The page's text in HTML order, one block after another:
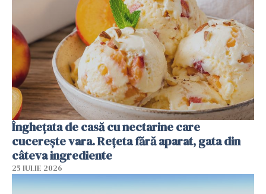
Înghețata de casă cu nectarine care
cucerește vara. Rețeta fără aparat, gata din
câteva ingrediente
25 IULIE 2026